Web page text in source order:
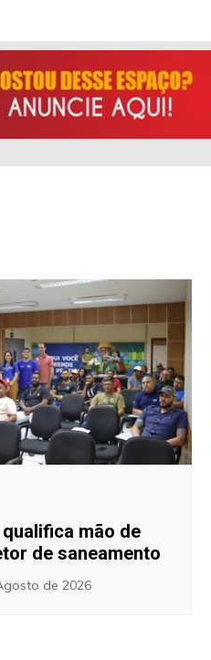
mão de
de saneamento
de 2026